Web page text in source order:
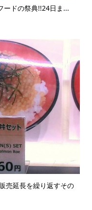
ードの祭典!!24日ま...
売延長を繰り返すその